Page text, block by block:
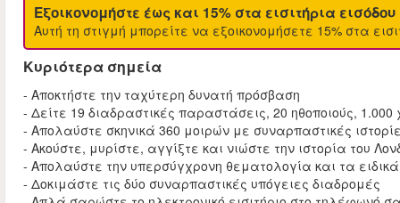
Εξοικονομήστε έως και 15% στα εισιτήρια
Αυτή τη στιγμή μπορείτε να εξοικονομήσετε 15% στα
Κυριότερα σημεία
- Αποκτήστε την ταχύτερη δυνατή πρόσβαση
- Δείτε 19 διαδραστικές παραστάσεις, 20 ηθοποιούς, 1.000
- Απολαύστε σκηνικά 360 μοιρών με συναρπαστικές
- Ακούστε, μυρίστε, αγγίξτε και νιώστε την ιστορία του
- Απολαύστε την υπερσύγχρονη θεματολογία και τα
- Δοκιμάστε τις δύο συναρπαστικές υπόγειες διαδρομές